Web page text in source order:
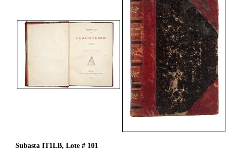
Subasta IT1LB, Lote # 101